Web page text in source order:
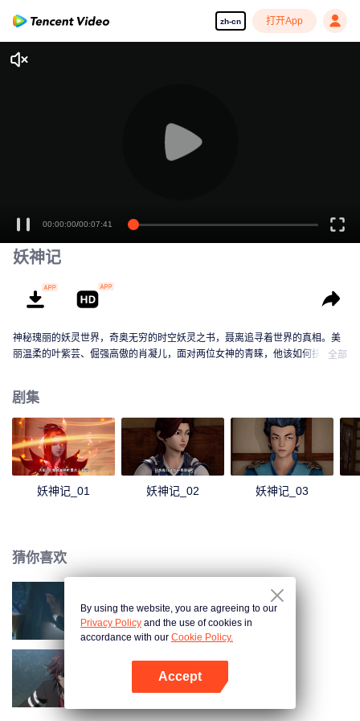
zh-cn 打开App
00:00:00/00:07:41
妖神记
神秘瑰丽的妖灵世界，奇奥无穷的时空妖灵之书，聂离追寻着世界的真相。美
丽温柔的叶紫芸、倔强高傲的肖凝儿，面对两位女神的青睐，他该如何抉择？
全部
剧集
妖神记_01 妖神记_02 妖神记_03
猜你喜欢
斗破苍穹 第三季
全职法师 第1季
By using the website, you are agreeing to our
Privacy Policy and the use of cookies in
accordance with our Cookie Policy.
Accept